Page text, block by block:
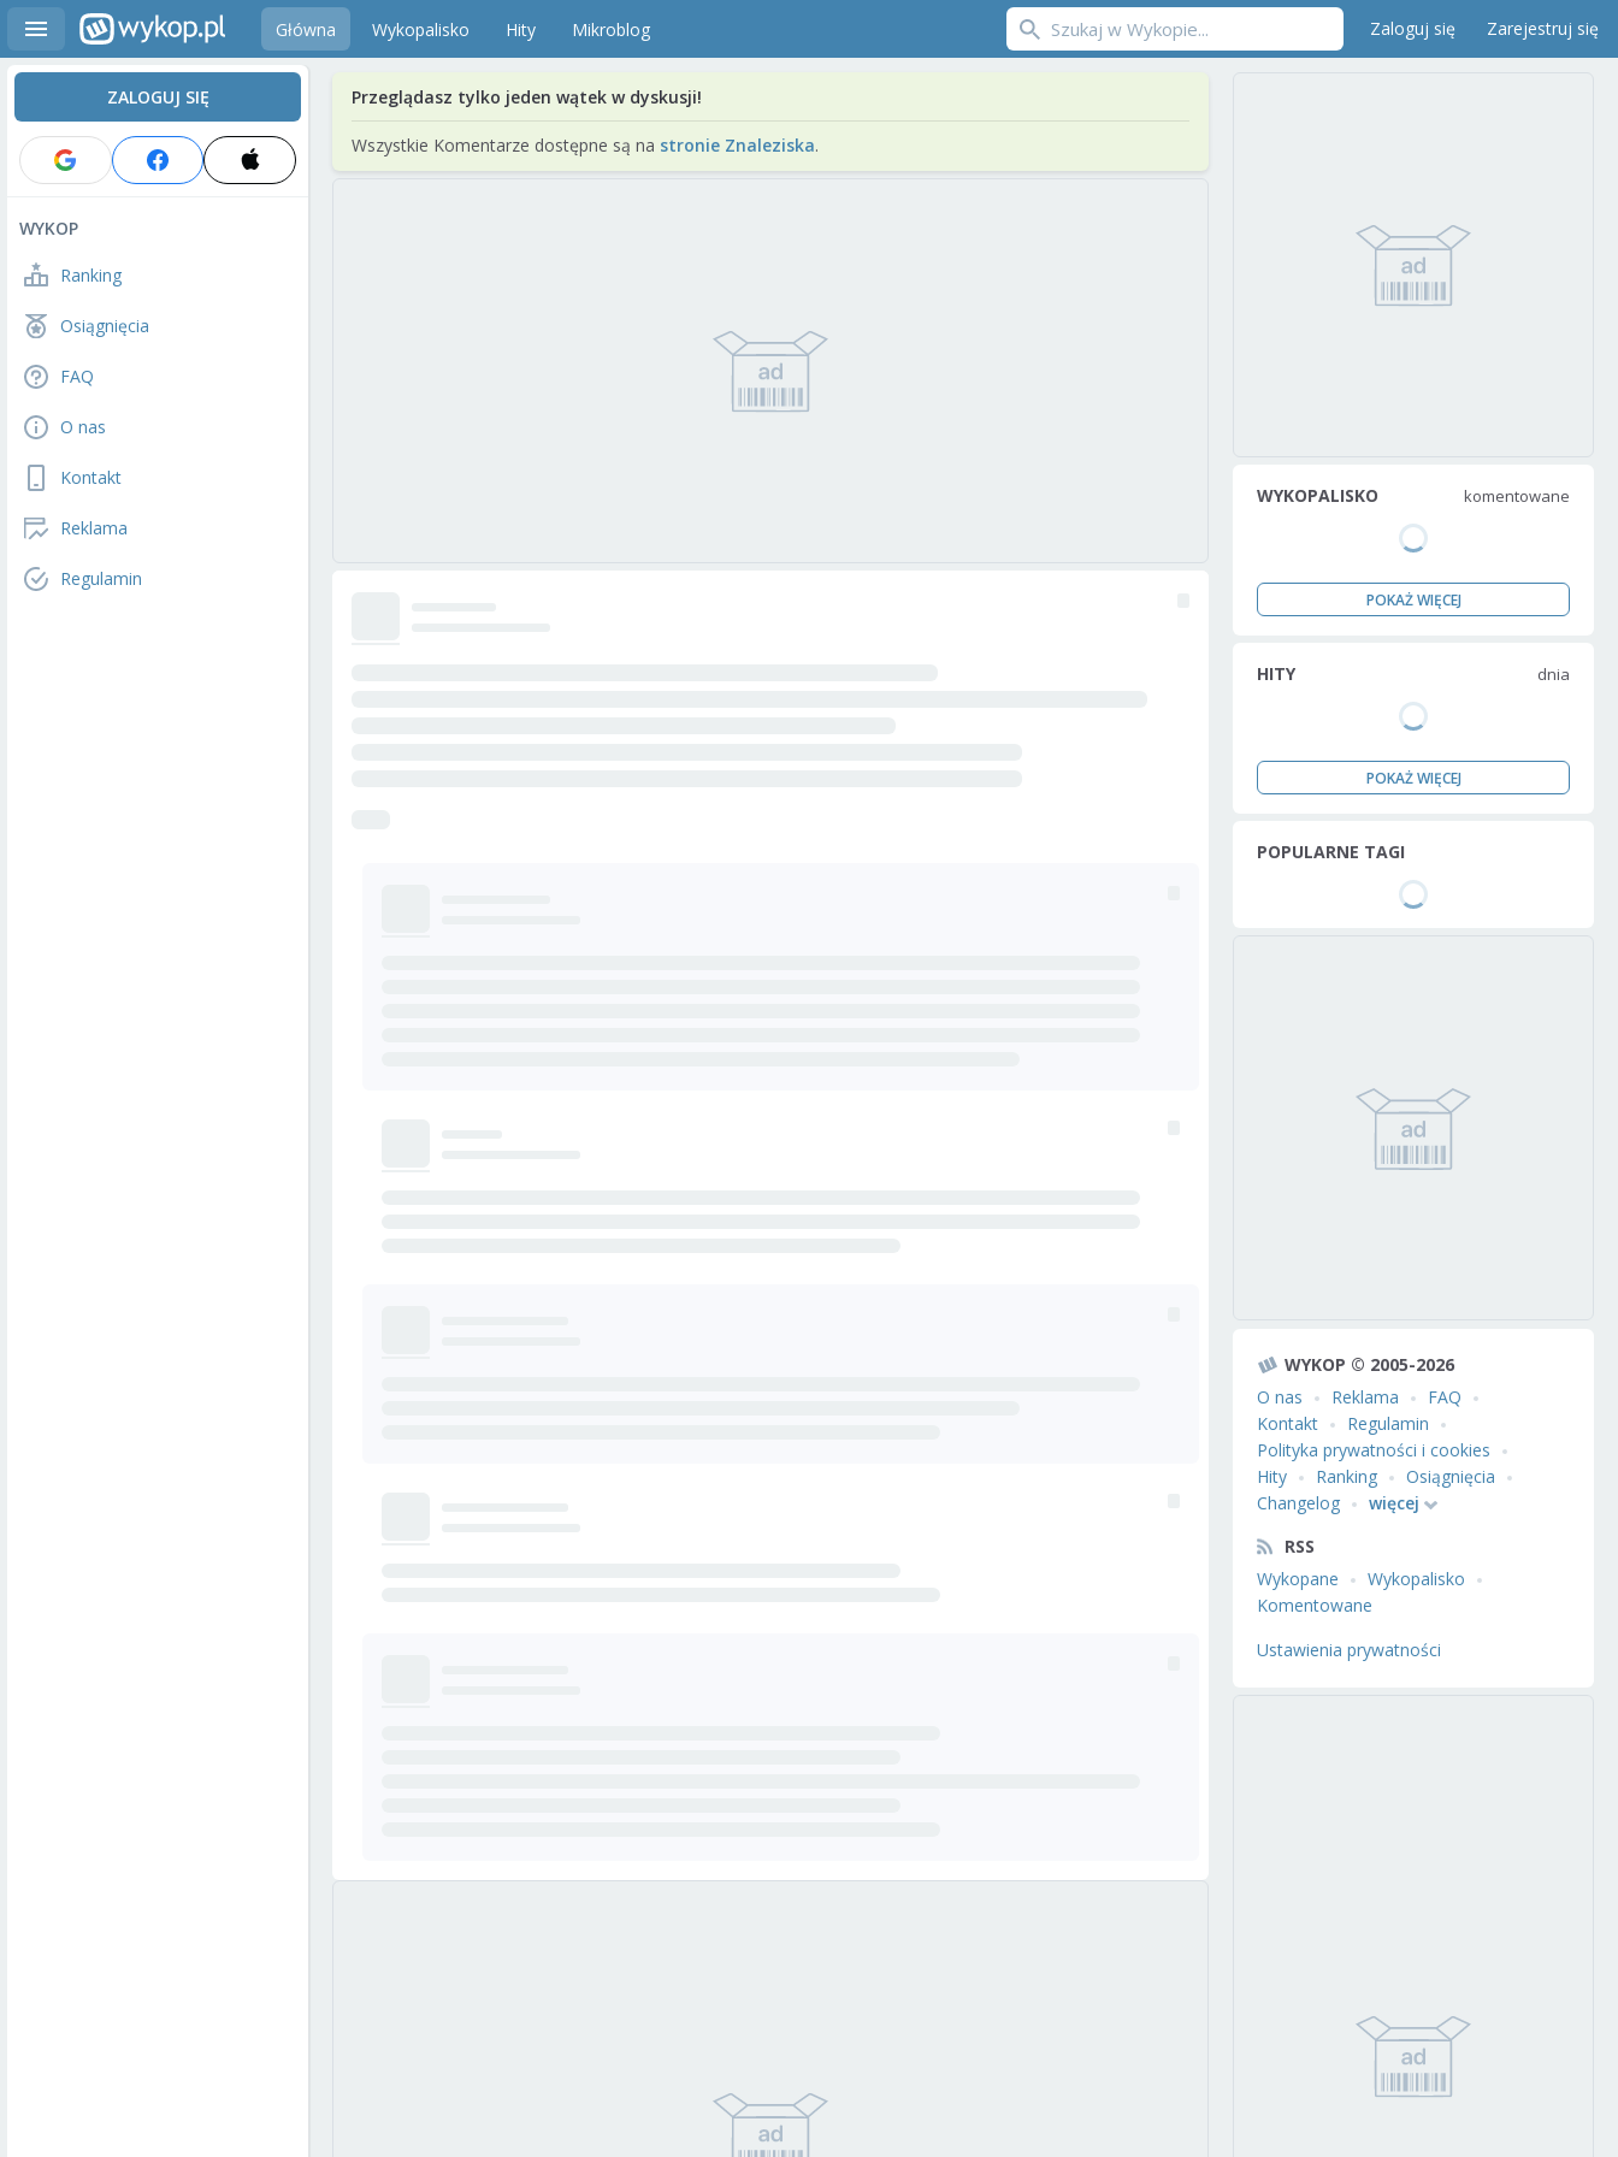
Główna Wykopalisko Hity Mikroblog Zaloguj się Zarejestruj się
ZALOGUJ SIĘ
WYKOP
Ranking
Osiągnięcia
FAQ
O nas
Kontakt
Reklama
Regulamin
Przeglądasz tylko jeden wątek w dyskusji!
Wszystkie Komentarze dostępne są na stronie Znaleziska.
WYKOPALISKO komentowane
POKAŻ WIĘCEJ
HITY dnia
POKAŻ WIĘCEJ
POPULARNE TAGI
WYKOP © 2005-2026
O nas
Reklama
FAQ
Kontakt
Regulamin
Polityka prywatności i cookies
Hity
Ranking
Osiągnięcia
Changelog
więcej
RSS
Wykopane
Wykopalisko
Komentowane
Ustawienia prywatności